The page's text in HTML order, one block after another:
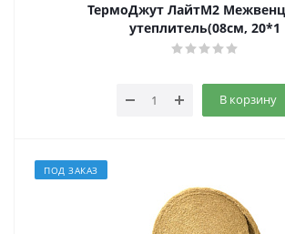
ТермоДжут ЛайтМ2
утеплитель(08см, 20*1
В корзину
ПОД ЗАКАЗ